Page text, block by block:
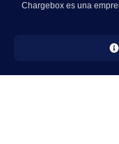
Chargebox es una